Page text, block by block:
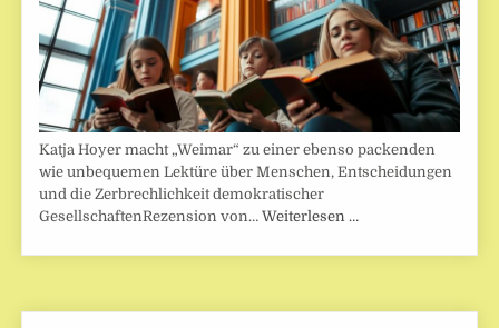
Katja Hoyer macht „Weimar“ zu einer ebenso packenden
wie unbequemen Lektüre über Menschen, Entscheidungen
und die Zerbrechlichkeit demokratischer
GesellschaftenRezension von…Weiterlesen …